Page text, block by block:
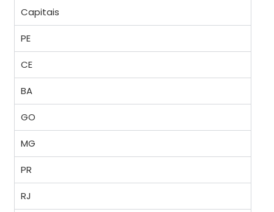
Capitais
PE
CE
BA
GO
MG
PR
RJ